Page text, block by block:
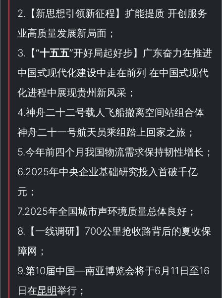
2.【新思想引领新征程】扩能提质 开创服务
业高质量发展新局面；
3.【“十五五”开好局起好步】广东奋力在推进
中国式现代化建设中走在前列 在中国式现代
化进程中展现贵州新风采；
4.神舟二十二号载人飞船撤离空间站组合体
神舟二十一号航天员乘组踏上回家之旅；
5.今年前四个月我国物流需求保持韧性增长；
6.2025年中央企业基础研究投入首破千亿
元；
7.2025年全国城市声环境质量总体良好；
8.【一线调研】700公里抢收路背后的夏收保
障网；
9.第10届中国—南亚博览会将于6月11日至16
日在昆明举行；